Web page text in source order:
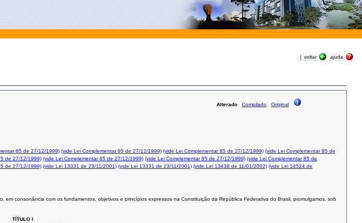
| voltar ajuda
Alterado Compilado Original
85 de 27/12/1999) (vide Lei Complementar 85 de 27/12/1999) (vide Lei Complementar 85 de 27/12/1999) (vide Lei Complementar 85 de
de 27/12/1999) (vide Lei Complementar 85 de 27/12/1999) (vide Lei Complementar 85 de 27/12/1999) (vide Lei Complementar 85 de
de 27/12/1999) (vide Lei 13331 de 23/11/2001) (vide Lei 13331 de 23/11/2001) (vide Lei 13438 de 11/01/2002) (vide Lei 14524 de
consonância com os fundamentos, objetivos e princípios expressos na Constituição da República Federativa do Brasil, promulgamos, sob
TÍTULO I